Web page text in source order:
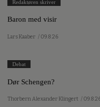
Redaktøren skriver
Baron med visir
Lars Kaaber / 09.8.26
Debat
Dør Schengen?
Thorbern Alexander Klingert /